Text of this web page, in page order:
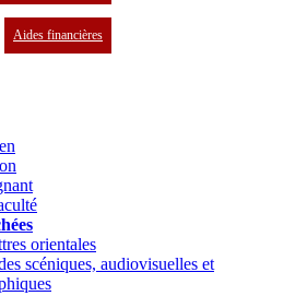
Aides financières
orientales
scéniques, audiovisuelles et